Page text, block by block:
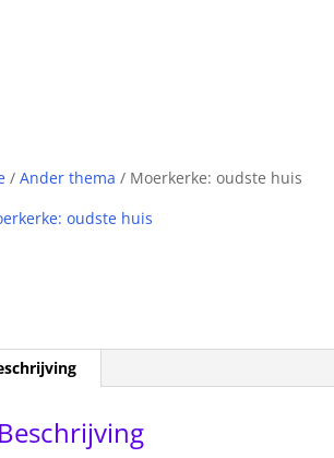
/ Ander thema / Moerkerke: oudste huis
Beschrijving